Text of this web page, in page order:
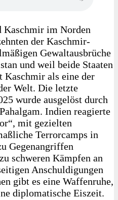
Kaschmir im Norden
der Kaschmir-
Gewaltausbrüche
und weil beide Staaten
als eine der
Welt. Die letzte
wurde ausgelöst durch
Indien reagierte
mit gezielten
Terrorcamps in
Gegenangriffen
schweren Kämpfen an
Anschuldigungen
gibt es eine Waffenruhe,
diplomatische Eiszeit.